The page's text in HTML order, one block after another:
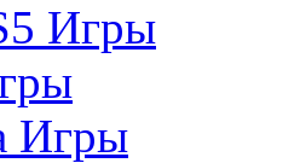
Игры
Игры